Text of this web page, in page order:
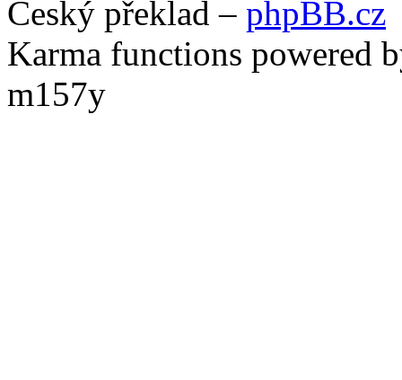
Český překlad – phpBB.cz
Karma functions powered
m157y